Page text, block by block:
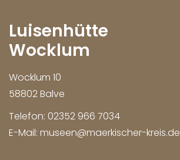
Luisenhütte
Wocklum
Wocklum 10
58802 Balve
Telefon: 02352 966 7034
E-Mail: museen@maerkischer-kreis.de